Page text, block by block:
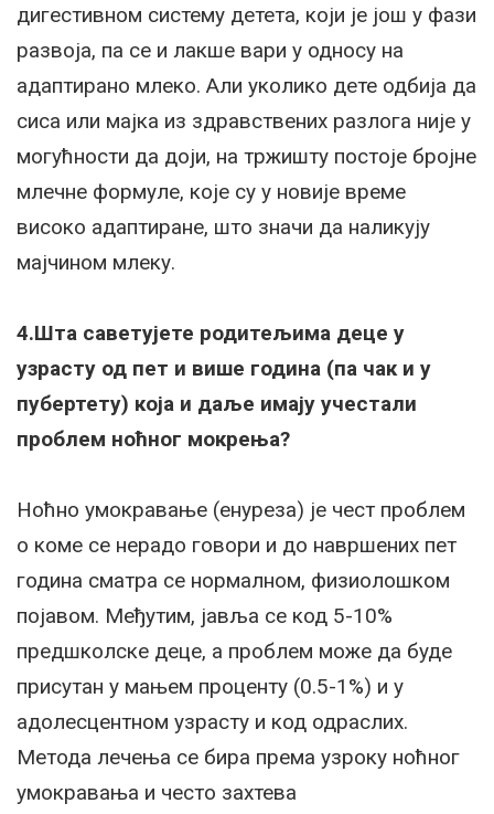
дигестивном систему детета, који је још у фази
развоја, па се и лакше вари у односу на
адаптирано млеко. Али уколико дете одбија да
сиса или мајка из здравствених разлога није у
могућности да доји, на тржишту постоје бројне
млечне формуле, које су у новије време
високо адаптиране, што значи да наликују
мајчином млеку.
4.Шта саветујете родитељима деце у
узрасту од пет и више година (па чак и у
пубертету) која и даље имају учестали
проблем ноћног мокрења?
Ноћно умокравање (енуреза) је чест проблем
о коме се нерадо говори и до навршених пет
година сматра се нормалном, физиолошком
појавом. Међутим, јавља се код 5-10%
предшколске деце, а проблем може да буде
присутан у мањем проценту (0.5-1%) и у
адолесцентном узрасту и код одраслих.
Метода лечења се бира према узроку ноћног
умокравања и често захтева